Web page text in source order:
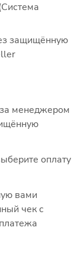
защищённую
менеджером
оплату
вами
чек с